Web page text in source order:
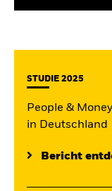
STUDIE 2025
People &
in Deutschland
Bericht